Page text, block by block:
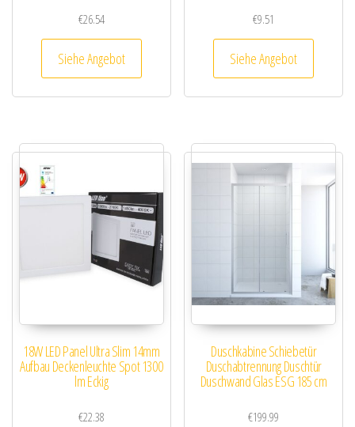
€26.54
Siehe Angebot
€9.51
Siehe Angebot
18W LED Panel Ultra Slim 14mm
Aufbau Deckenleuchte Spot 1300
lm Eckig
€22.38
Duschkabine Schiebetür
Duschabtrennung Duschtür
Duschwand Glas ESG 185 cm
€199.99